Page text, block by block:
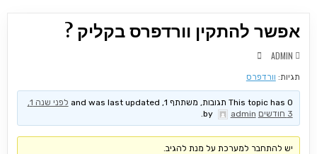
אפשר להתקין וורדפרס בקליק ?
ADMIN
תגיות: וורדפרס
This topic has 0 תגובות, משתתף 1, and was last updated
לפני שנה 1,
3 חודשים
admin
.
יש להתחבר למערכת על מנת להגיב.